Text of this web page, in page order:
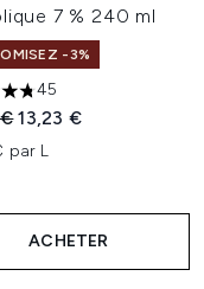
7 % 240 ml
-3%
sur un maximum
45
vente :
Prix ​​actuel :
13,23 €
par L
ACHETER